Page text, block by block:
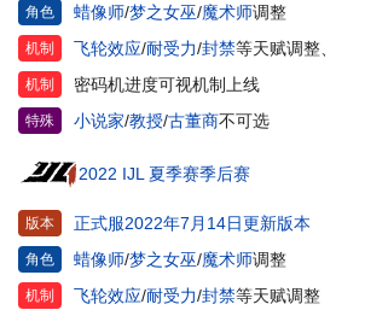
角色 蜡像师/梦之女巫/魔术师调整
机制 飞轮效应/耐受力/封禁等天赋调整、
机制 密码机进度可视机制上线
特殊 小说家/教授/古董商不可选
2022 IJL 夏季赛季后赛
版本 正式服2022年7月14日更新版本
角色 蜡像师/梦之女巫/魔术师调整
机制 飞轮效应/耐受力/封禁等天赋调整